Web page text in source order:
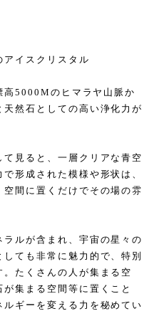
アイスクリスタル
高5000Mのヒマラヤ山脈か
然石としての高い浄化力が
見ると、一層クリアな青空
形成された模様や形状は、
間に置くだけでその場の雰
ルが含まれ、宇宙の星々の
ても非常に魅力的で、特別
たくさんの人が集まる空
集まる空間等に置くこと
ギーを変える力を秘めてい